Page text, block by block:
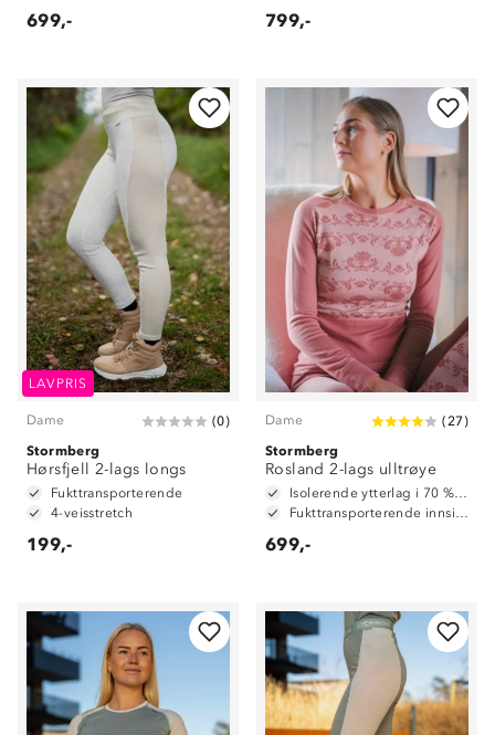
699,- 799,-
LAVPRIS
Dame (0)
Stormberg
Hørsfjell 2-lags longs
Fukttransporterende
4-veisstretch
199,-
Dame (27)
Stormberg
Rosland 2-lags ulltrøye
Isolerende ytterlag i 70 % ull + 30 % polyester
Fukttransporterende innside, 100% polyester
699,-